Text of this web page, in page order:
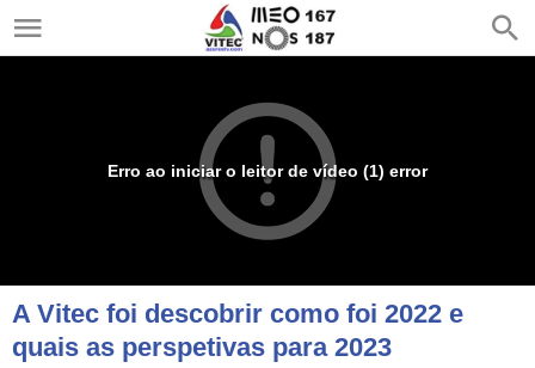
Erro ao iniciar o leitor de vídeo (1) error
A Vitec foi descobrir como foi 2022 e
quais as perspetivas para 2023